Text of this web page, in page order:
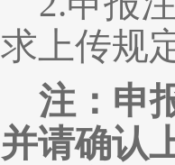
求上传规
注：申
并请确认